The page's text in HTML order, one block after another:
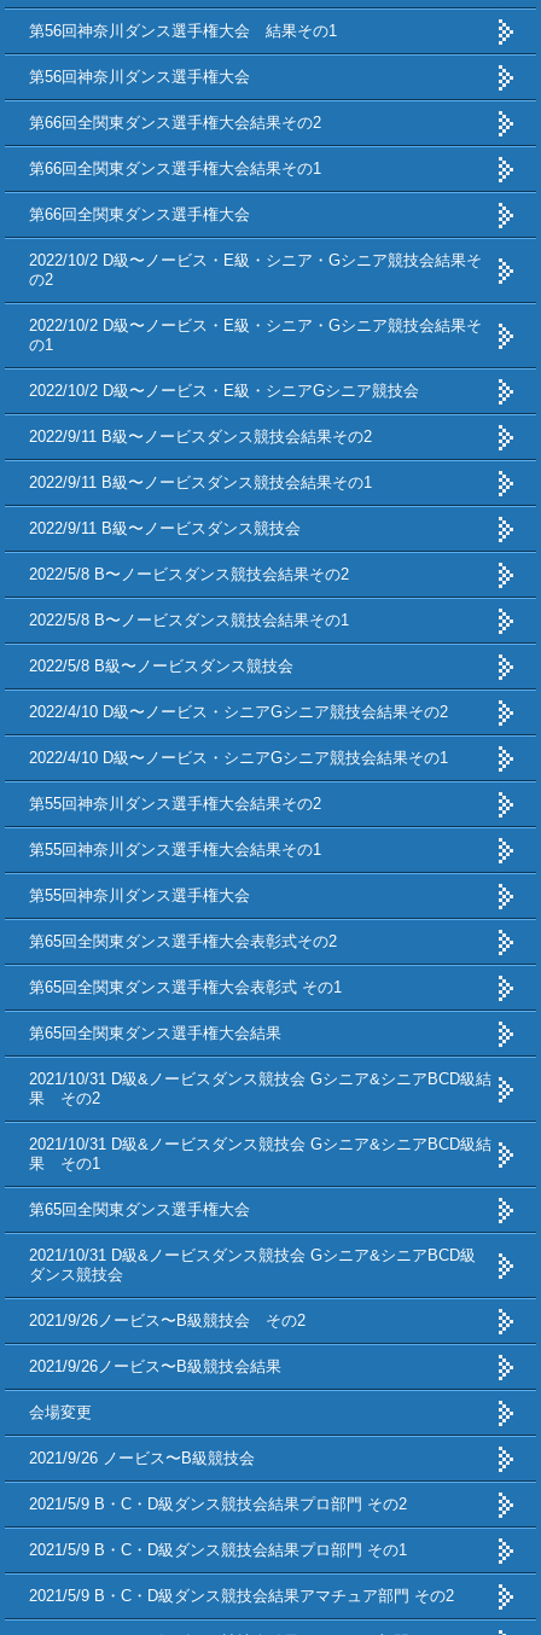
第56回神奈川ダンス選手権大会 結果その1
第56回神奈川ダンス選手権大会
第66回全関東ダンス選手権大会結果その2
第66回全関東ダンス選手権大会結果その1
第66回全関東ダンス選手権大会
2022/10/2 D級〜ノービス・E級・シニア・Gシニア競技会結果そ
の2
2022/10/2 D級〜ノービス・E級・シニア・Gシニア競技会結果そ
の1
2022/10/2 D級〜ノービス・E級・シニアGシニア競技会
2022/9/11 B級〜ノービスダンス競技会結果その2
2022/9/11 B級〜ノービスダンス競技会結果その1
2022/9/11 B級〜ノービスダンス競技会
2022/5/8 B〜ノービスダンス競技会結果その2
2022/5/8 B〜ノービスダンス競技会結果その1
2022/5/8 B級〜ノービスダンス競技会
2022/4/10 D級〜ノービス・シニアGシニア競技会結果その2
2022/4/10 D級〜ノービス・シニアGシニア競技会結果その1
第55回神奈川ダンス選手権大会結果その2
第55回神奈川ダンス選手権大会結果その1
第55回神奈川ダンス選手権大会
第65回全関東ダンス選手権大会表彰式その2
第65回全関東ダンス選手権大会表彰式 その1
第65回全関東ダンス選手権大会結果
2021/10/31 D級&ノービスダンス競技会 Gシニア&シニアBCD級結
果 その2
2021/10/31 D級&ノービスダンス競技会 Gシニア&シニアBCD級結
果 その1
第65回全関東ダンス選手権大会
2021/10/31 D級&ノービスダンス競技会 Gシニア&シニアBCD級
ダンス競技会
2021/9/26ノービス〜B級競技会 その2
2021/9/26ノービス〜B級競技会結果
会場変更
2021/9/26 ノービス〜B級競技会
2021/5/9 B・C・D級ダンス競技会結果プロ部門 その2
2021/5/9 B・C・D級ダンス競技会結果プロ部門 その1
2021/5/9 B・C・D級ダンス競技会結果アマチュア部門 その2